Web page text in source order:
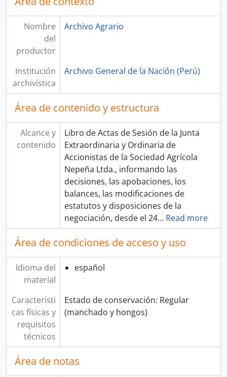
Nombre
del
productor
Archivo Agrario
Institución
archivística
Archivo General de la Nación (Perú)
Área de contenido y estructura
Alcance y
contenido
Libro de Actas de Sesión de la Junta
Extraordinaria y Ordinaria de
Accionistas de la Sociedad Agrícola
Nepeña Ltda., informando las
decisiones, las apobaciones, los
balances, las modificaciones de
estatutos y disposiciones de la
negociación, desde el 24… Read more
Área de condiciones de acceso y uso
Idioma del
material
español
Característi
cas físicas y
requisitos
técnicos
Estado de conservación: Regular
(manchado y hongos)
Área de notas